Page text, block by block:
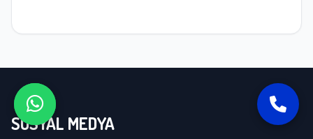
SOSYAL MEDYA